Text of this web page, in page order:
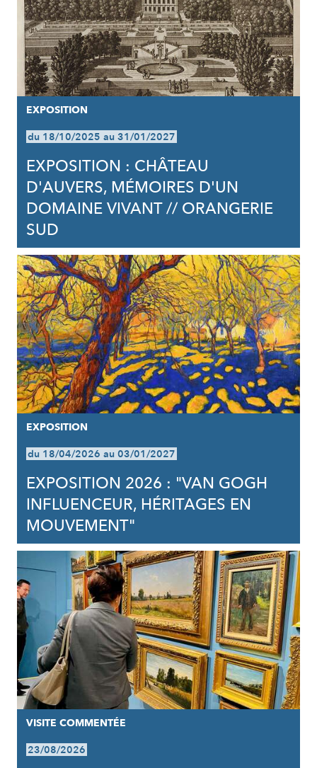
EXPOSITION
du 18/10/2025 au 31/01/2027
EXPOSITION : CHÂTEAU
D'AUVERS, MÉMOIRES D'UN
DOMAINE VIVANT // ORANGERIE
SUD
EXPOSITION
du 18/04/2026 au 03/01/2027
EXPOSITION 2026 : "VAN GOGH
INFLUENCEUR, HÉRITAGES EN
MOUVEMENT"
VISITE COMMENTÉE
23/08/2026